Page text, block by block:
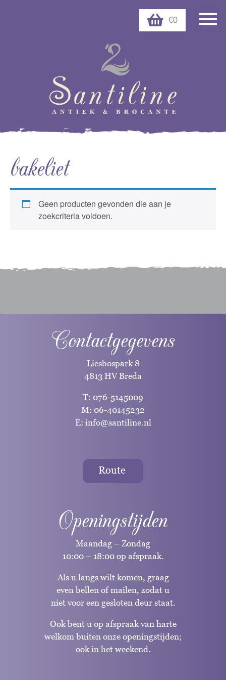
€0
bakeliet
Geen producten gevonden die aan je
zoekcriteria voldoen.
Contactgegevens
Liesbospark 8
4813 HV Breda
T: 076-5145009
M: 06-40145232
E: info@santiline.nl
Route
Openingstijden
Maandag – Zondag
10:00 – 18:00 op afspraak.
Als u langs wilt komen, graag
even bellen of mailen, zodat u
niet voor een gesloten deur staat.
Ook bent u op afspraak van harte
welkom buiten onze openingstijden;
ook in het weekend.